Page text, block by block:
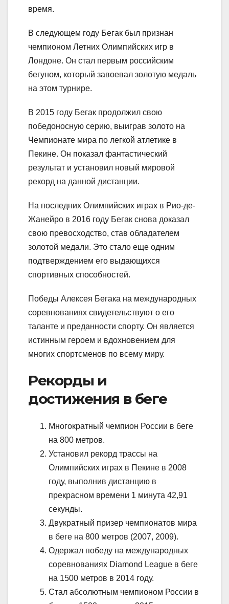
время.
В следующем году Бегак был признан
чемпионом Летних Олимпийских игр в
Лондоне. Он стал первым российским
бегуном, который завоевал золотую медаль
на этом турнире.
В 2015 году Бегак продолжил свою
победоносную серию, выиграв золото на
Чемпионате мира по легкой атлетике в
Пекине. Он показал фантастический
результат и установил новый мировой
рекорд на данной дистанции.
На последних Олимпийских играх в Рио-де-
Жанейро в 2016 году Бегак снова доказал
свою превосходство, став обладателем
золотой медали. Это стало еще одним
подтверждением его выдающихся
спортивных способностей.
Победы Алексея Бегака на международных
соревнованиях свидетельствуют о его
таланте и преданности спорту. Он является
истинным героем и вдохновением для
многих спортсменов по всему миру.
Рекорды и
достижения в беге
Многократный чемпион России в беге
на 800 метров.
Установил рекорд трассы на
Олимпийских играх в Пекине в 2008
году, выполнив дистанцию в
прекрасном времени 1 минута 42,91
секунды.
Двукратный призер чемпионатов мира
в беге на 800 метров (2007, 2009).
Одержал победу на международных
соревнованиях Diamond League в беге
на 1500 метров в 2014 году.
Стал абсолютным чемпионом России в